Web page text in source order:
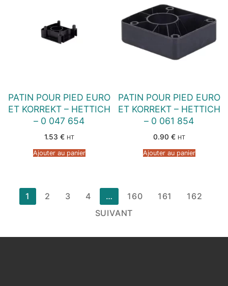
PATIN POUR PIED EURO
ET KORREKT – HETTICH
– 0 047 654
1.53 € HT
Ajouter au panier
PATIN POUR PIED EURO
ET KORREKT – HETTICH
– 0 061 854
0.90 € HT
Ajouter au panier
Pagination
des
1 2 3 4 … 160 161
162
SUIVANT